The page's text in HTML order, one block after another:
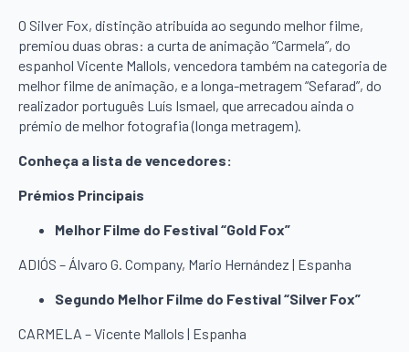
O Silver Fox, distinção atribuída ao segundo melhor filme,
premiou duas obras: a curta de animação “Carmela”, do
espanhol Vicente Mallols, vencedora também na categoria de
melhor filme de animação, e a longa-metragem “Sefarad”, do
realizador português Luís Ismael, que arrecadou ainda o
prémio de melhor fotografia (longa metragem).
Conheça a lista de vencedores:
Prémios Principais
Melhor Filme do Festival “Gold Fox”
ADIÓS – Álvaro G. Company, Mario Hernández | Espanha
Segundo Melhor Filme do Festival “Silver Fox”
CARMELA – Vicente Mallols | Espanha